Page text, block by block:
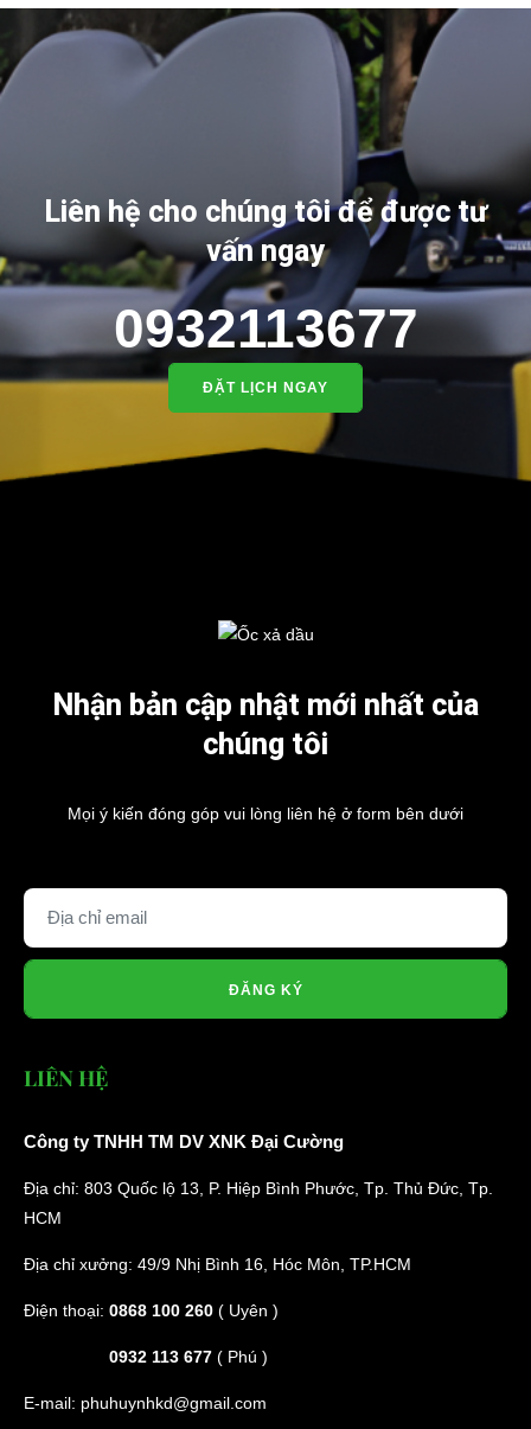
Liên hệ cho chúng tôi để được tư
vấn ngay
0932113677
ĐẶT LỊCH NGAY
Nhận bản cập nhật mới nhất của
chúng tôi
Mọi ý kiến đóng góp vui lòng liên hệ ở form bên dưới
ĐĂNG KÝ
LIÊN HỆ
Công ty TNHH TM DV XNK Đại Cường
Địa chỉ: 803 Quốc lộ 13, P. Hiệp Bình Phước, Tp. Thủ Đức, Tp.
HCM
Địa chỉ xưởng: 49/9 Nhị Bình 16, Hóc Môn, TP.HCM
Điện thoại: 0868 100 260 ( Uyên )
0932 113 677 ( Phú )
E-mail: phuhuynhkd@gmail.com